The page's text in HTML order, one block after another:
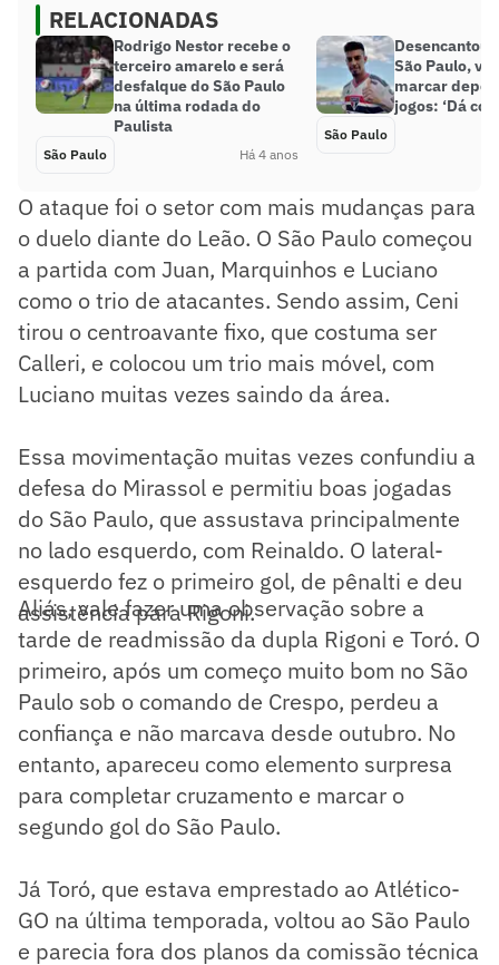
RELACIONADAS
Rodrigo Nestor recebe o
terceiro amarelo e será
desfalque do São Paulo
na última rodada do
Paulista
São Paulo Há 4 anos
Desencantou!
São Paulo,
marcar
jogos: ‘Dá
São Paulo
O ataque foi o setor com mais mudanças para
o duelo diante do Leão. O São Paulo começou
a partida com Juan, Marquinhos e Luciano
como o trio de atacantes. Sendo assim, Ceni
tirou o centroavante fixo, que costuma ser
Calleri, e colocou um trio mais móvel, com
Luciano muitas vezes saindo da área.
Essa movimentação muitas vezes confundiu a
defesa do Mirassol e permitiu boas jogadas
do São Paulo, que assustava principalmente
no lado esquerdo, com Reinaldo. O lateral-
esquerdo fez o primeiro gol, de pênalti e deu
assistência para Rigoni.
Aliás, vale fazer uma observação sobre a
tarde de readmissão da dupla Rigoni e Toró. O
primeiro, após um começo muito bom no São
Paulo sob o comando de Crespo, perdeu a
confiança e não marcava desde outubro. No
entanto, apareceu como elemento surpresa
para completar cruzamento e marcar o
segundo gol do São Paulo.
Já Toró, que estava emprestado ao Atlético-
GO na última temporada, voltou ao São Paulo
e parecia fora dos planos da comissão técnica